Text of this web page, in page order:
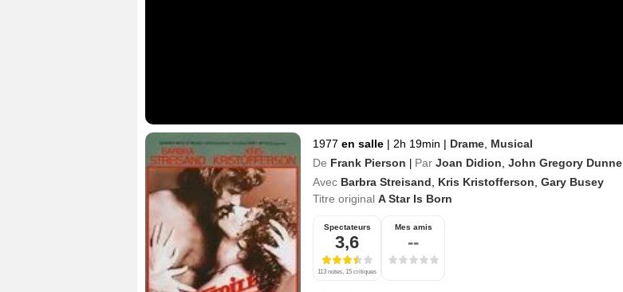
1977 en salle | 2h 19min | Drame Musical
De Frank Pierson | Par Joan Didion John Gregory Dunne
Avec Barbra Streisand Kris Kristofferson Gary Busey
Titre original A Star Is Born
Spectateurs
3,6
113 notes, 15 critiques
Mes amis
--